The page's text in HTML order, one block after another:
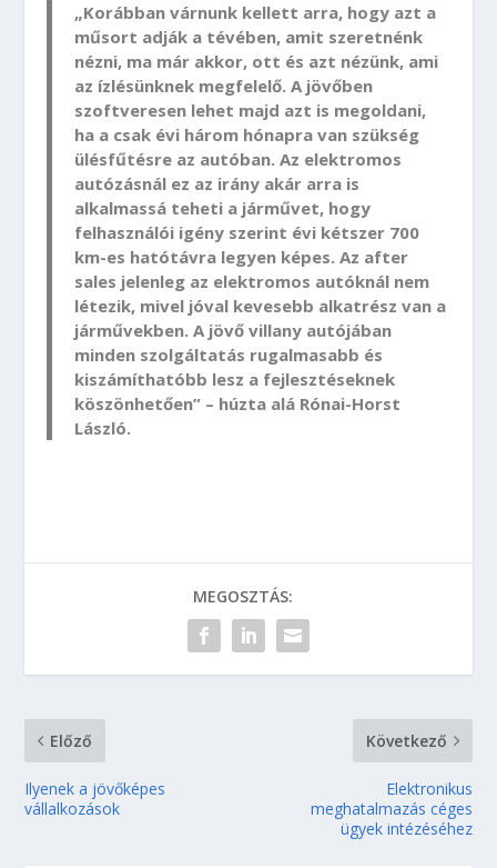
„Korábban várnunk kellett arra, hogy azt a
műsort adják a tévében, amit szeretnénk
nézni, ma már akkor, ott és azt nézünk, ami
az ízlésünknek megfelelő. A jövőben
szoftveresen lehet majd azt is megoldani,
ha a csak évi három hónapra van szükség
ülésfűtésre az autóban. Az elektromos
autózásnál ez az irány akár arra is
alkalmassá teheti a járművet, hogy
felhasználói igény szerint évi kétszer 700
km-es hatótávra legyen képes. Az after
sales jelenleg az elektromos autóknál nem
létezik, mivel jóval kevesebb alkatrész van a
járművekben. A jövő villany autójában
minden szolgáltatás rugalmasabb és
kiszámíthatóbb lesz a fejlesztéseknek
köszönhetően” – húzta alá Rónai-Horst
László.
MEGOSZTÁS:
Előző
Ilyenek a jövőképes
vállalkozások
Következő
Elektronikus
meghatalmazás céges
ügyek intézéséhez